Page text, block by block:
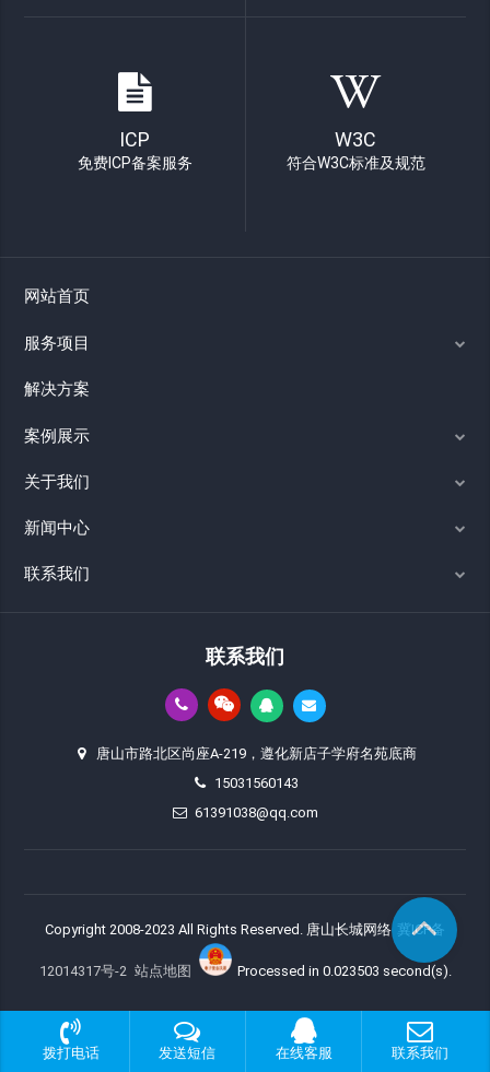
ICP
免费ICP备案服务
W3C
符合W3C标准及规范
网站首页
服务项目
解决方案
案例展示
关于我们
新闻中心
联系我们
联系我们
唐山市路北区尚座A-219，遵化新店子学府名苑底商
15031560143
61391038@qq.com
Copyright 2008-2023 All Rights Reserved. 唐山长城网络 冀ICP备
12014317号-2 站点地图 Processed in 0.023503 second(s).
拨打电话 发送短信 在线客服 联系我们